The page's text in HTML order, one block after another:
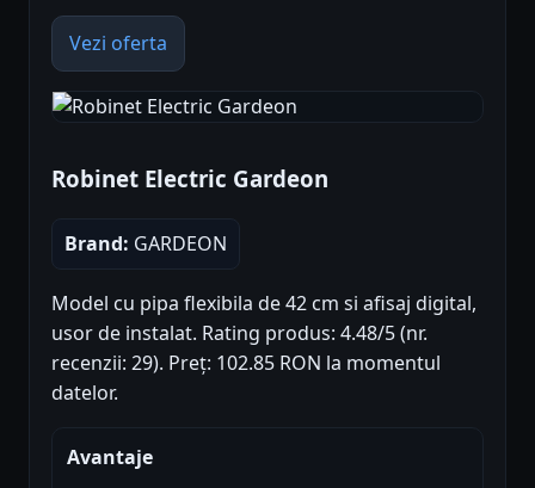
Vezi oferta
Robinet Electric Gardeon
Brand: GARDEON
Model cu pipa flexibila de 42 cm si afisaj digital,
usor de instalat. Rating produs: 4.48/5 (nr.
recenzii: 29). Preț: 102.85 RON la momentul
datelor.
Avantaje